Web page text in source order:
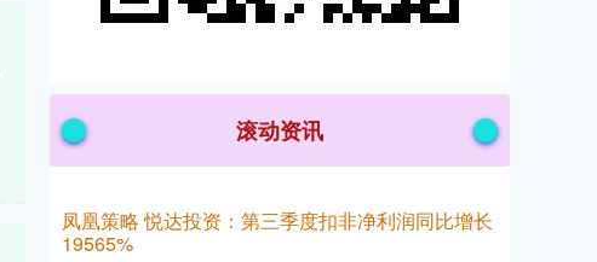
滚动资讯
凤凰策略 悦达投资：第三季度扣非净利润同比增长
19565%